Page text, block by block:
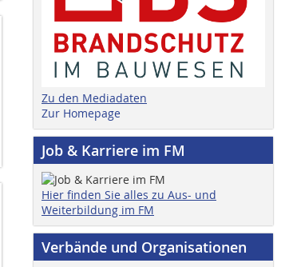
Zu den Mediadaten
Zur Homepage
Job & Karriere im FM
Hier finden Sie alles zu Aus- und
Weiterbildung im FM
Verbände und Organisationen